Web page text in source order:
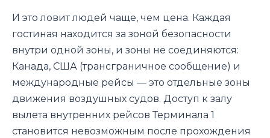
И это ловит людей чаще, чем цена. Каждая
гостиная находится за зоной безопасности
внутри одной зоны, и зоны не соединяются:
Канада, США (трансграничное сообщение) и
международные рейсы — это отдельные зоны
движения воздушных судов. Доступ к залу
вылета внутренних рейсов Терминала 1
становится невозможным после прохождения